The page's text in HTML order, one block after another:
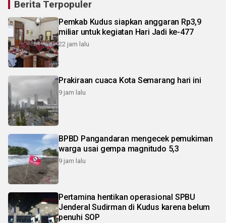
Berita Terpopuler
Pemkab Kudus siapkan anggaran Rp3,9
miliar untuk kegiatan Hari Jadi ke-477
22 jam lalu
Prakiraan cuaca Kota Semarang hari ini
9 jam lalu
BPBD Pangandaran mengecek pemukiman
warga usai gempa magnitudo 5,3
9 jam lalu
Pertamina hentikan operasional SPBU
Jenderal Sudirman di Kudus karena belum
penuhi SOP